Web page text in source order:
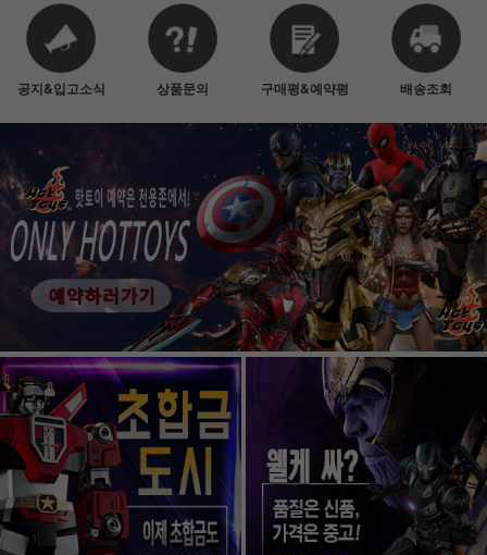
공지&입고소식 상품문의 구매평&예약평 배송조회